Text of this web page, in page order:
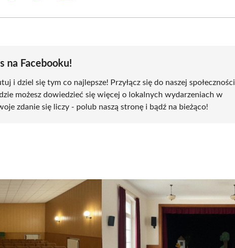
na Facebooku!
i dziel się tym co najlepsze! Przyłącz się do naszej społeczności
możesz dowiedzieć się więcej o lokalnych wydarzeniach w
zdanie się liczy - polub naszą stronę i bądź na bieżąco!